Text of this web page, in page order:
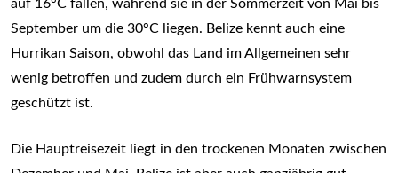
auf 16°C fallen, während sie in der Sommerzeit von Mai bis
September um die 30°C liegen. Belize kennt auch eine
Hurrikan Saison, obwohl das Land im Allgemeinen sehr
wenig betroffen und zudem durch ein Frühwarnsystem
geschützt ist.
Die Hauptreisezeit liegt in den trockenen Monaten zwischen